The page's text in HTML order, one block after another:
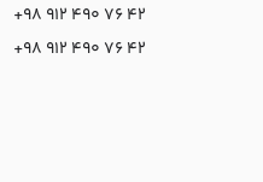
+98 912 490 76 42
+98 912 490 76 42